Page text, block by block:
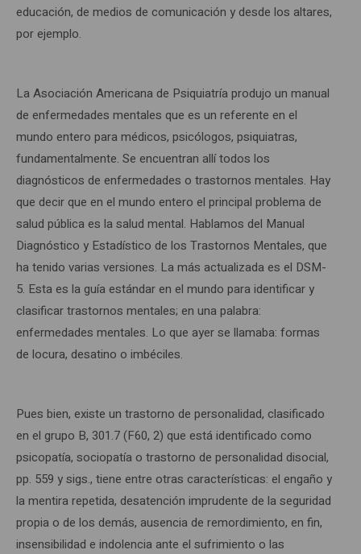
educación, de medios de comunicación y desde los altares,
por ejemplo.
La Asociación Americana de Psiquiatría produjo un manual
de enfermedades mentales que es un referente en el
mundo entero para médicos, psicólogos, psiquiatras,
fundamentalmente. Se encuentran allí todos los
diagnósticos de enfermedades o trastornos mentales. Hay
que decir que en el mundo entero el principal problema de
salud pública es la salud mental. Hablamos del Manual
Diagnóstico y Estadístico de los Trastornos Mentales, que
ha tenido varias versiones. La más actualizada es el DSM-
5. Esta es la guía estándar en el mundo para identificar y
clasificar trastornos mentales; en una palabra:
enfermedades mentales. Lo que ayer se llamaba: formas
de locura, desatino o imbéciles.
Pues bien, existe un trastorno de personalidad, clasificado
en el grupo B, 301.7 (F60, 2) que está identificado como
psicopatía, sociopatía o trastorno de personalidad disocial,
pp. 559 y sigs., tiene entre otras características: el engaño y
la mentira repetida, desatención imprudente de la seguridad
propia o de los demás, ausencia de remordimiento, en fin,
insensibilidad e indolencia ante el sufrimiento o las